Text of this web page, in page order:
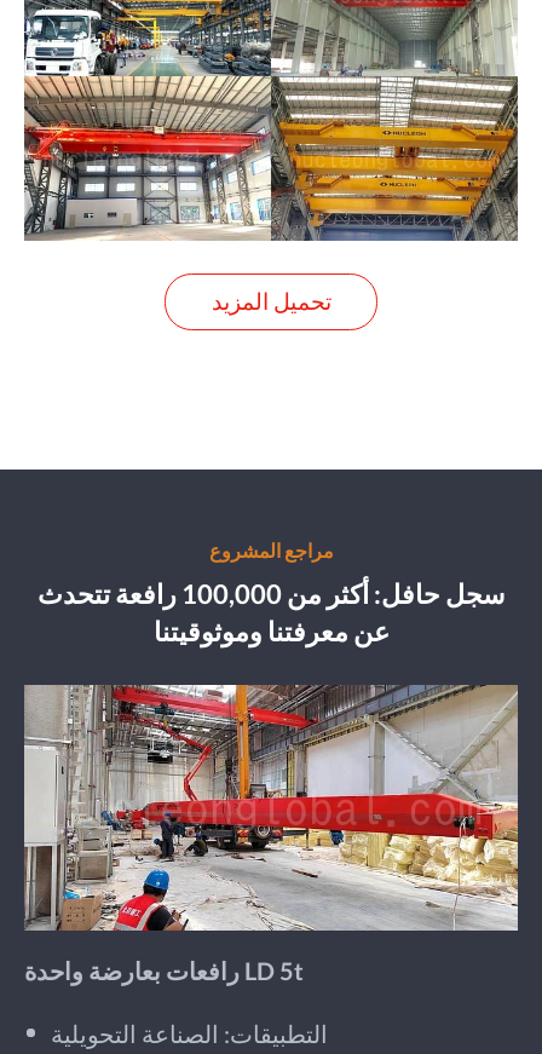
تحميل المزيد
مراجع المشروع
سجل حافل: أكثر من 100,000 رافعة تتحدث
عن معرفتنا وموثوقيتنا
رافعات بعارضة واحدة LD 5t
التطبيقات: الصناعة التحويلية